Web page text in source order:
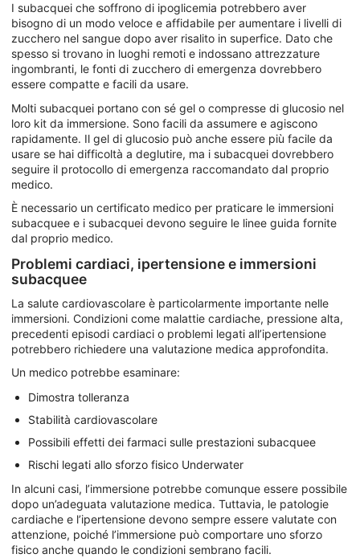
I subacquei che soffrono di ipoglicemia potrebbero aver
bisogno di un modo veloce e affidabile per aumentare i livelli di
zucchero nel sangue dopo aver risalito in superfice. Dato che
spesso si trovano in luoghi remoti e indossano attrezzature
ingombranti, le fonti di zucchero di emergenza dovrebbero
essere compatte e facili da usare.
Molti subacquei portano con sé gel o compresse di glucosio nel
loro kit da immersione. Sono facili da assumere e agiscono
rapidamente. Il gel di glucosio può anche essere più facile da
usare se hai difficoltà a deglutire, ma i subacquei dovrebbero
seguire il protocollo di emergenza raccomandato dal proprio
medico.
È necessario un certificato medico per praticare le immersioni
subacquee e i subacquei devono seguire le linee guida fornite
dal proprio medico.
Problemi cardiaci, ipertensione e immersioni
subacquee
La salute cardiovascolare è particolarmente importante nelle
immersioni. Condizioni come malattie cardiache, pressione alta,
precedenti episodi cardiaci o problemi legati all’ipertensione
potrebbero richiedere una valutazione medica approfondita.
Un medico potrebbe esaminare:
Dimostra tolleranza
Stabilità cardiovascolare
Possibili effetti dei farmaci sulle prestazioni subacquee
Rischi legati allo sforzo fisico Underwater
In alcuni casi, l’immersione potrebbe comunque essere possibile
dopo un’adeguata valutazione medica. Tuttavia, le patologie
cardiache e l’ipertensione devono sempre essere valutate con
attenzione, poiché l’immersione può comportare uno sforzo
fisico anche quando le condizioni sembrano facili.